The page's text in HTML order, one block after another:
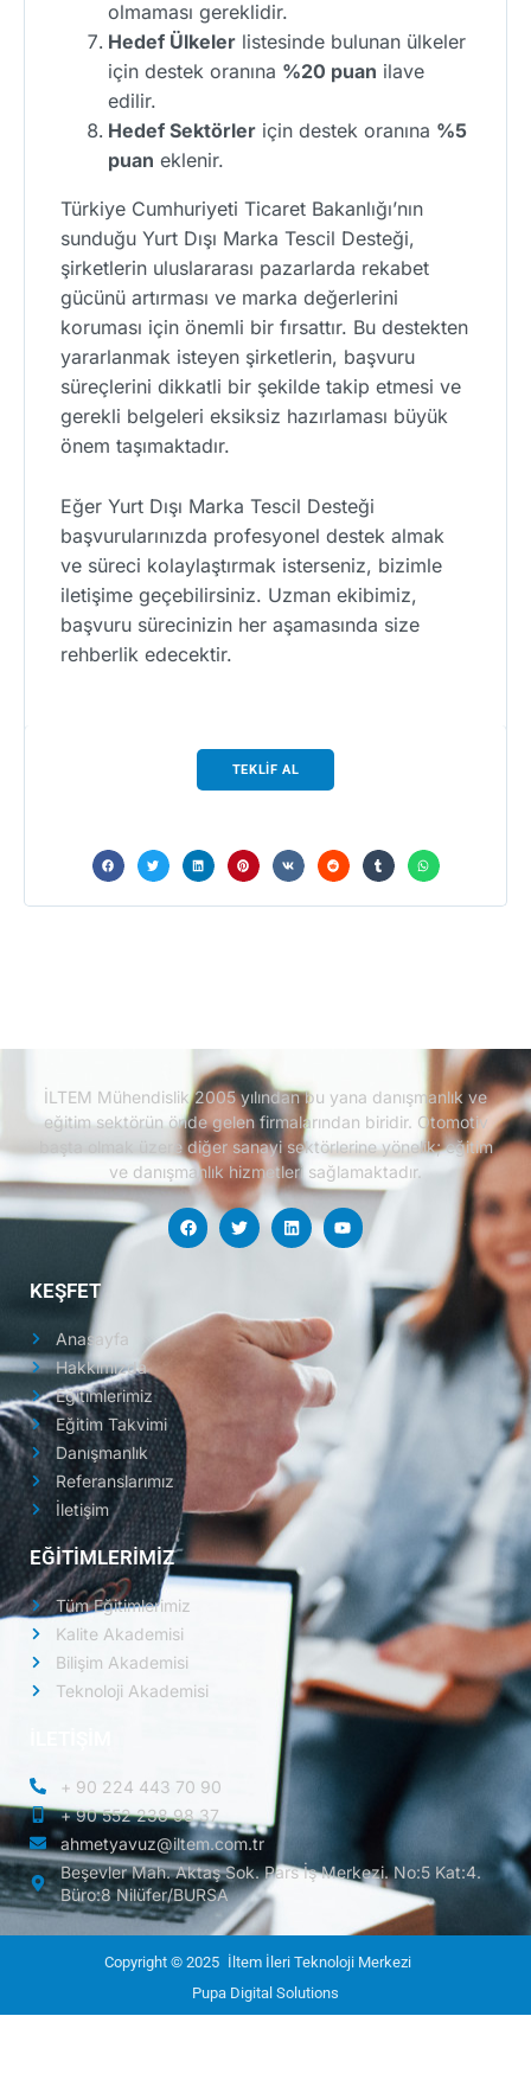
olmaması gereklidir.
Hedef Ülkeler listesinde bulunan ülkeler
için destek oranına %20 puan ilave
edilir.
Hedef Sektörler için destek oranına %5
puan eklenir.
Türkiye Cumhuriyeti Ticaret Bakanlığı’nın
sunduğu Yurt Dışı Marka Tescil Desteği,
şirketlerin uluslararası pazarlarda rekabet
gücünü artırması ve marka değerlerini
koruması için önemli bir fırsattır. Bu destekten
yararlanmak isteyen şirketlerin, başvuru
süreçlerini dikkatli bir şekilde takip etmesi ve
gerekli belgeleri eksiksiz hazırlaması büyük
önem taşımaktadır.
Eğer Yurt Dışı Marka Tescil Desteği
başvurularınızda profesyonel destek almak
ve süreci kolaylaştırmak isterseniz, bizimle
iletişime geçebilirsiniz. Uzman ekibimiz,
başvuru sürecinizin her aşamasında size
rehberlik edecektir.
TEKLİF AL
İLTEM Mühendislik 2005 yılından bu yana danışmanlık ve
eğitim sektörün önde gelen firmalarından biridir. Otomotiv
başta olmak üzere diğer sanayi sektörlerine yönelik; eğitim
ve danışmanlık hizmetleri sağlamaktadır.
KEŞFET
Anasayfa
Hakkımızda
Eğitimlerimiz
Eğitim Takvimi
Danışmanlık
Referanslarımız
İletişim
EĞİTİMLERİMİZ
Tüm Eğitimlerimiz
Kalite Akademisi
Bilişim Akademisi
Teknoloji Akademisi
+ 90 224 443 70 90
+ 90 552 238 98 37
ahmetyavuz@iltem.com.tr
Beşevler Mah. Aktaş Sok. Pars İş Merkezi. No:5 Kat:4.
Büro:8 Nilüfer/BURSA
Copyright © 2025 İltem İleri Teknoloji Merkezi
Pupa Digital Solutions